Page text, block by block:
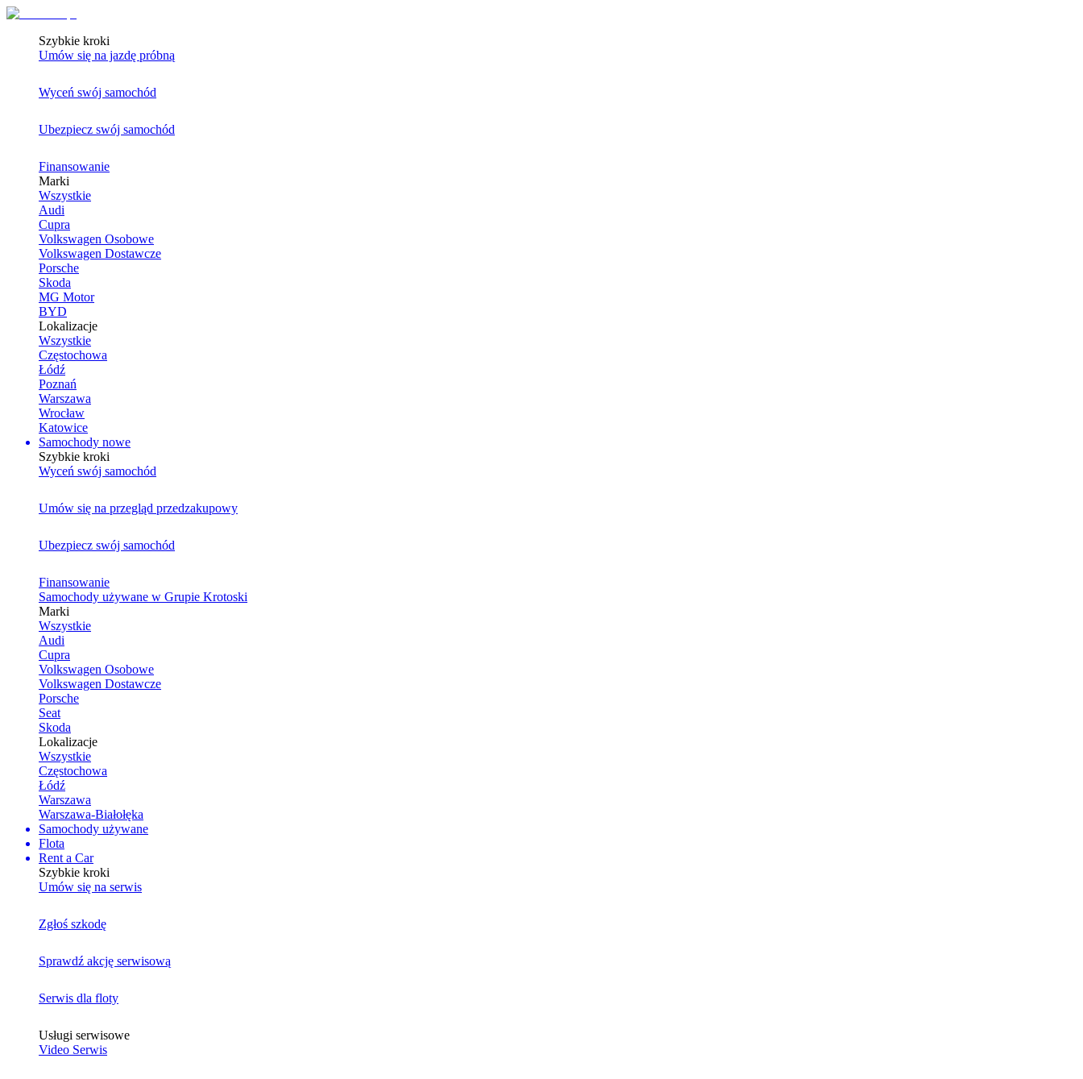
Szybkie kroki
Umów się na jazdę próbną
Wyceń swój samochód
Ubezpiecz swój samochód
Finansowanie
Marki
Wszystkie
Audi
Cupra
Volkswagen Osobowe
Volkswagen Dostawcze
Porsche
Skoda
MG Motor
BYD
Lokalizacje
Wszystkie
Częstochowa
Łódź
Poznań
Warszawa
Wrocław
Katowice
Samochody nowe
Szybkie kroki
Wyceń swój samochód
Umów się na przegląd przedzakupowy
Ubezpiecz swój samochód
Finansowanie
Samochody używane w Grupie Krotoski
Marki
Wszystkie
Audi
Cupra
Volkswagen Osobowe
Volkswagen Dostawcze
Porsche
Seat
Skoda
Lokalizacje
Wszystkie
Częstochowa
Łódź
Warszawa
Warszawa-Białołęka
Samochody używane
Flota
Rent a Car
Szybkie kroki
Umów się na serwis
Zgłoś szkodę
Sprawdź akcję serwisową
Serwis dla floty
Usługi serwisowe
Video Serwis